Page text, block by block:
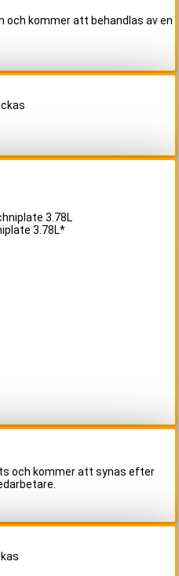
och kommer att behandlas av en
3.78L*
och kommer att synas efter